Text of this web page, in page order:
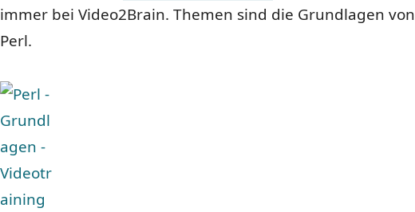
immer bei Video2Brain. Themen sind die Grundlagen von
Perl.